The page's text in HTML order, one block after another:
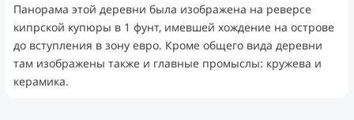
Панорама этой деревни была изображена на реверсе
кипрской купюры в 1 фунт, имевшей хождение на острове
до вступления в зону евро. Кроме общего вида деревни
там изображены также и главные промыслы: кружева и
керамика.